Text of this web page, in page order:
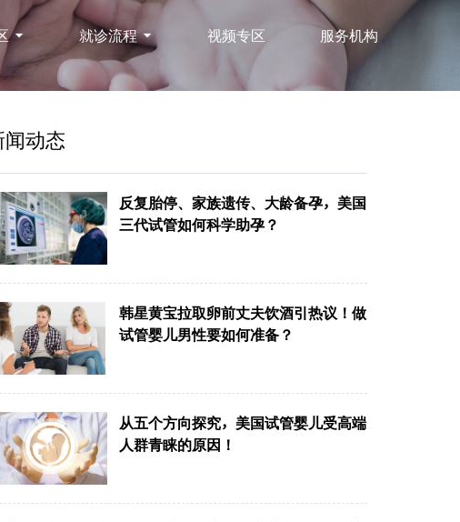
就诊流程 视频专区 服务机构
闻动态
反复胎停、家族遗传、大龄备孕，美国
三代试管如何科学助孕？
韩星黄宝拉取卵前丈夫饮酒引热议！做
试管婴儿男性要如何准备？
从五个方向探究，美国试管婴儿受高端
人群青睐的原因！